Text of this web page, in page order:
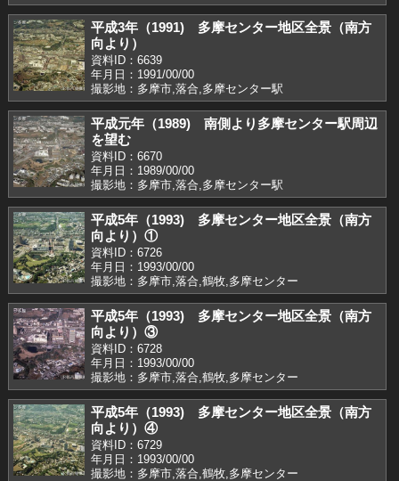
平成3年（1991) 多摩センター地区全景（南方
向より）
資料ID：6639
年月日：1991/00/00
撮影地：多摩市,落合,多摩センター駅
平成元年（1989) 南側より多摩センター駅周辺
を望む
資料ID：6670
年月日：1989/00/00
撮影地：多摩市,落合,多摩センター駅
平成5年（1993) 多摩センター地区全景（南方
向より）①
資料ID：6726
年月日：1993/00/00
撮影地：多摩市,落合,鶴牧,多摩センター
平成5年（1993) 多摩センター地区全景（南方
向より）③
資料ID：6728
年月日：1993/00/00
撮影地：多摩市,落合,鶴牧,多摩センター
平成5年（1993) 多摩センター地区全景（南方
向より）④
資料ID：6729
年月日：1993/00/00
撮影地：多摩市,落合,鶴牧,多摩センター